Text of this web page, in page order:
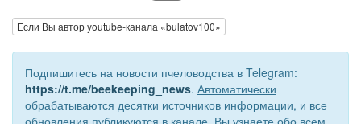
Если Вы автор youtube-канала «bulatov100»
Подпишитесь на новости пчеловодства в Telegram:
https://t.me/beekeeping_news. Автоматически
обрабатываются десятки источников информации, и все